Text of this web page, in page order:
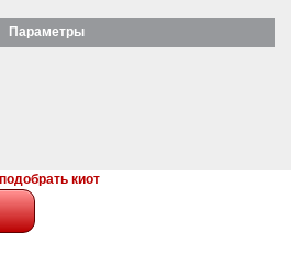
Параметры
киот